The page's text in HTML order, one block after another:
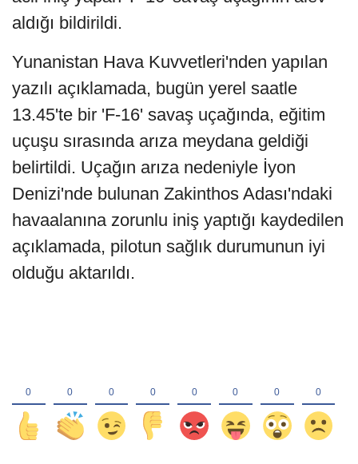
aldığı bildirildi.
Yunanistan Hava Kuvvetleri'nden yapılan
yazılı açıklamada, bugün yerel saatle
13.45'te bir 'F-16' savaş uçağında, eğitim
uçuşu sırasında arıza meydana geldiği
belirtildi. Uçağın arıza nedeniyle İyon
Denizi'nde bulunan Zakinthos Adası'ndaki
havaalanına zorunlu iniş yaptığı kaydedilen
açıklamada, pilotun sağlık durumunun iyi
olduğu aktarıldı.